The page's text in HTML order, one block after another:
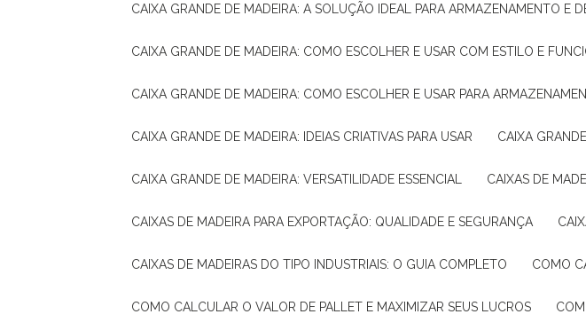
CAIXA GRANDE DE MADEIRA: A SOLUÇÃO IDEAL PARA ARMAZENAMENTO E
CAIXA GRANDE DE MADEIRA: COMO ESCOLHER E USAR COM ESTILO E
CAIXA GRANDE DE MADEIRA: COMO ESCOLHER E USAR PARA
CAIXA GRANDE DE MADEIRA: IDEIAS CRIATIVAS PARA USAR CAIXA
CAIXA GRANDE DE MADEIRA: VERSATILIDADE ESSENCIAL CAIXAS DE
CAIXAS DE MADEIRA PARA EXPORTAÇÃO: QUALIDADE E SEGURANÇA
CAIXAS DE MADEIRAS DO TIPO INDUSTRIAIS: O GUIA COMPLETO COMO
COMO CALCULAR O VALOR DE PALLET E MAXIMIZAR SEUS LUCROS